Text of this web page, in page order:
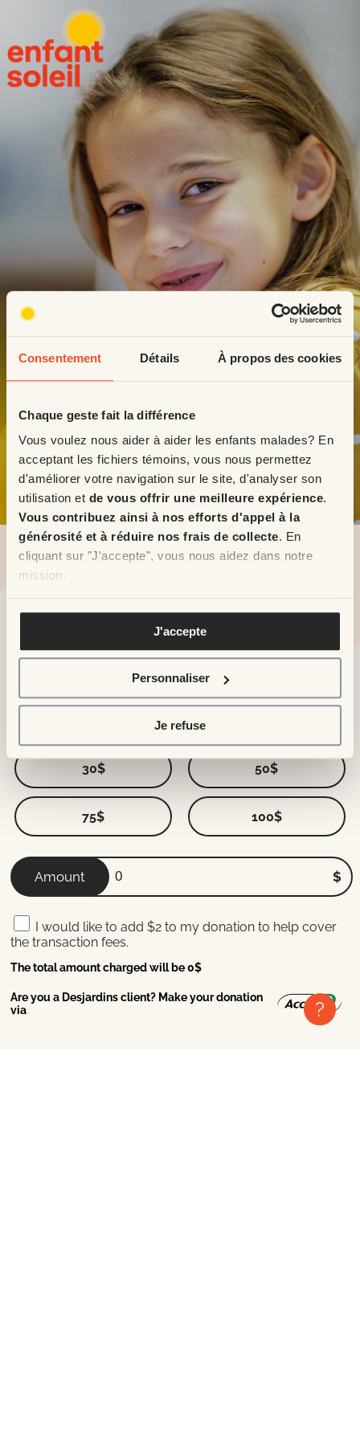
Consentement Détails À propos des cookies
Chaque geste fait la différence
Vous voulez nous aider à aider les enfants malades? En
acceptant les fichiers témoins, vous nous permettez
d'améliorer votre navigation sur le site, d'analyser son
utilisation et de vous offrir une meilleure expérience.
Vous contribuez ainsi à nos efforts d'appel à la
générosité et à réduire nos frais de collecte. En
cliquant sur "J'accepte", vous nous aidez dans notre
mission.
Pour en savoir plus, veuillez voir notrepolitique de
J'accepte
Personnaliser
Je refuse
With your support, hope
finds its spark
?
Every donation counts to give children a healthy future.
30$ 50$
75$ 100$
Amount $
I would like to add $2 to my donation to help cover
the transaction fees.
The total amount charged will be0$
Are you a Desjardins client? Make your donation
via